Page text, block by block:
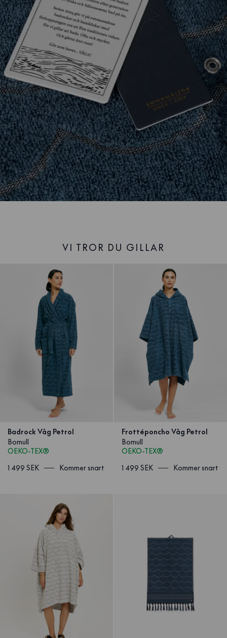
VI TROR DU GILLAR
Badrock Våg Petrol
Bomull
OEKO-TEX®
1 499 SEK
Kommer snart
Frottéponcho Våg Petrol
Bomull
OEKO-TEX®
1 499 SEK
Kommer snart